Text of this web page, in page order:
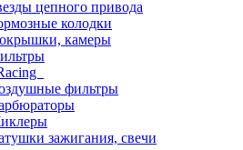
цепного привода
колодки
камеры
фильтры
зажигания, свечи